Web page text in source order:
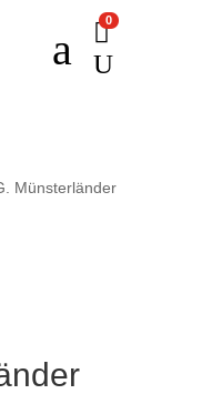
a 0
U
Münsterländer